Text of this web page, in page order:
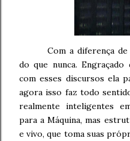
Com a diferença
do que nunca.
com esses discursos ela
agora isso faz todo
realmente inteligentes
para a Máquina, mas
e vivo, que toma suas